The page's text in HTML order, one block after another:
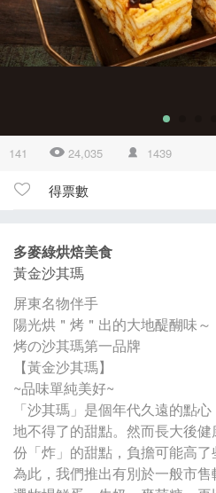
141 24,035 1439
得票數
多麥綠烘焙美食
黃金沙其瑪
屏東名物伴手
陽光烘＂烤＂出的大地醍醐味～
烤の沙其瑪第一品牌
【黃金沙其瑪】
~品味單純美好~
「沙其瑪」是個年代久遠的點
地不得了的甜點。然而長大後
份「炸」的甜點，負擔可能高了
為此，我們推出有別於一般市